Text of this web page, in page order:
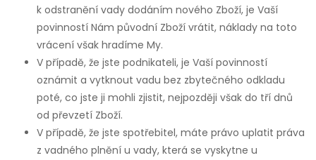
k odstranění vady dodáním nového Zboží, je Vaší
povinností Nám původní Zboží vrátit, náklady na toto
vrácení však hradíme My.
V případě, že jste podnikateli, je Vaší povinností
oznámit a vytknout vadu bez zbytečného odkladu
poté, co jste ji mohli zjistit, nejpozději však do tří dnů
od převzetí Zboží.
V případě, že jste spotřebitel, máte právo uplatit práva
z vadného plnění u vady, která se vyskytne u